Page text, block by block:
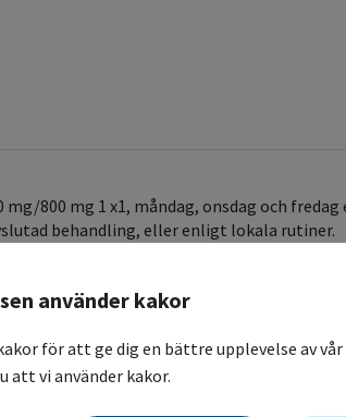
800 mg 1 x1, måndag, onsdag och
behandling, eller enligt lokala rutiner.
Aciklovir 400 mg, 1 x 2 i 3-4 veckor
Hepatit B.
(Cystatin C, Iohexol, kreatininclearance
använder kakor
för att ge dig en bättre upplevelse av
att vi använder kakor.